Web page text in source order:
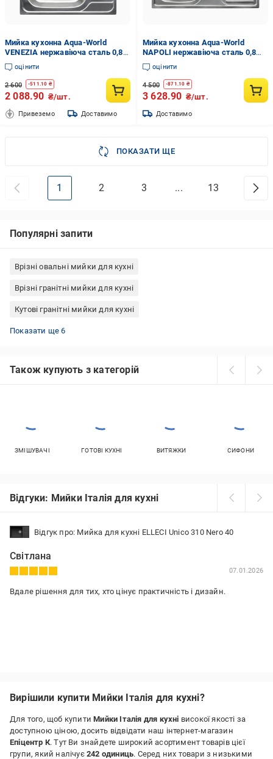
Мийка кухонна Aqua-World
VENEZIA нержавіюча сталь 0,8
мм права 580х485 мм Сатин
оцінити
2 600 -511.10 ₴
2 088.90 ₴/шт.
Привеземо Доставимо
Мийка кухонна Aqua-World
NAPOLI нержавіюча сталь 0,8
мм декор без отвору 880х500
мм
оцінити
4 500 -871.10 ₴
3 628.90 ₴/шт.
Доставимо
ПОКАЗАТИ ЩЕ
1 2 3 ... 13
Популярні запити
Врізні овальні мийки для кухні
Врізні гранітні мийки для кухні
Кутові гранітні мийки для кухні
Гранітні прямокутні мийки для кухні
Врізні квадратні мийки для кухні
Врізні круглі мийки для кухні
Гранітні круглі мийки для кухні
Мийки кухонні врізні кутові
Врізні прямокутні мийки для кухні
Показати ще 6
Також купують з категорій
ЗМІШУВАЧІ ГОТОВІ КУХНІ ВИТЯЖКИ СИФОНИ
Відгуки: Мийки Італія для кухні
Відгук про: Мийка для кухні ELLECI Unico 310 Nero 40
Світлана
07.01.2026
Вдале рішення для тих, хто цінує практичність і дизайн.
Вирішили купити Мийки Італія для кухні?
Для того, щоб купитиМийки Італія для кухні високої якості за
доступною ціною, досить відвідати наш інтернет-магазин
Епіцентр К. Тут Ви знайдете широкий асортимент товарів цієї
групи, який налічує 242 одиниць. Серед них товари з низькими